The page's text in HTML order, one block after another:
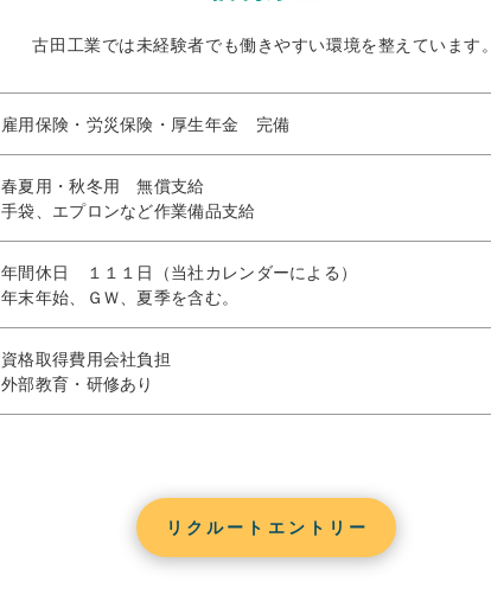
古田工業では未経験者でも働きやすい環境を整えています。
雇用保険・労災保険・厚生年金 完備
春夏用・秋冬用 無償支給
手袋、エプロンなど作業備品支給
年間休日 １１１日（当社カレンダーによる）
年末年始、ＧＷ、夏季を含む。
資格取得費用会社負担
外部教育・研修あり
リクルートエントリー